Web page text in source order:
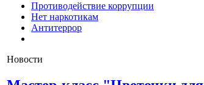
Противодействие коррупции
Нет наркотикам
Антитеррор
Новости